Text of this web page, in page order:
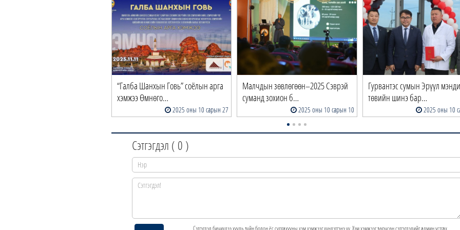
“Галба Шанхын Говь” соёлын арга
хэмжээ Өмнөго…
2025 оны 10 сарын 27
Малчдын зөвлөгөөн–2025 Сэврэй
суманд зохион б…
2025 оны 10 сарын 10
Гурвантэс сумын Эрүүл
төвийн шинэ бар…
2025 оны 10
Сэтгэгдэл ( 0 )